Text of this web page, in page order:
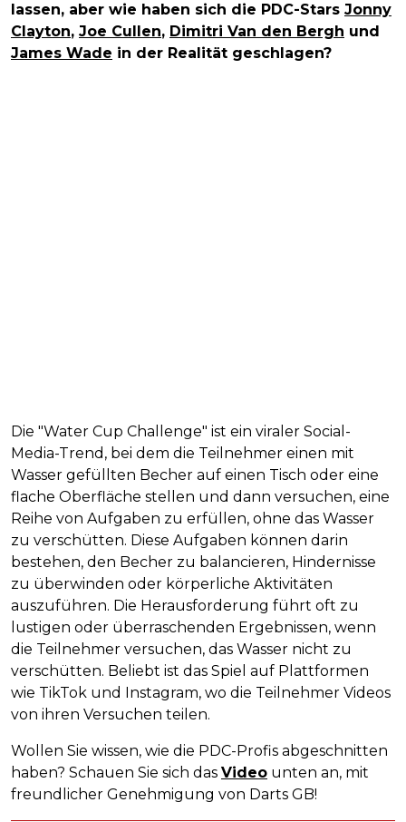
lassen, aber wie haben sich die PDC-Stars Jonny
Clayton, Joe Cullen, Dimitri Van den Bergh und
James Wade in der Realität geschlagen?
Die "Water Cup Challenge" ist ein viraler Social-
Media-Trend, bei dem die Teilnehmer einen mit
Wasser gefüllten Becher auf einen Tisch oder eine
flache Oberfläche stellen und dann versuchen, eine
Reihe von Aufgaben zu erfüllen, ohne das Wasser
zu verschütten. Diese Aufgaben können darin
bestehen, den Becher zu balancieren, Hindernisse
zu überwinden oder körperliche Aktivitäten
auszuführen. Die Herausforderung führt oft zu
lustigen oder überraschenden Ergebnissen, wenn
die Teilnehmer versuchen, das Wasser nicht zu
verschütten. Beliebt ist das Spiel auf Plattformen
wie TikTok und Instagram, wo die Teilnehmer Videos
von ihren Versuchen teilen.
Wollen Sie wissen, wie die PDC-Profis abgeschnitten
haben? Schauen Sie sich das Video unten an, mit
freundlicher Genehmigung von Darts GB!